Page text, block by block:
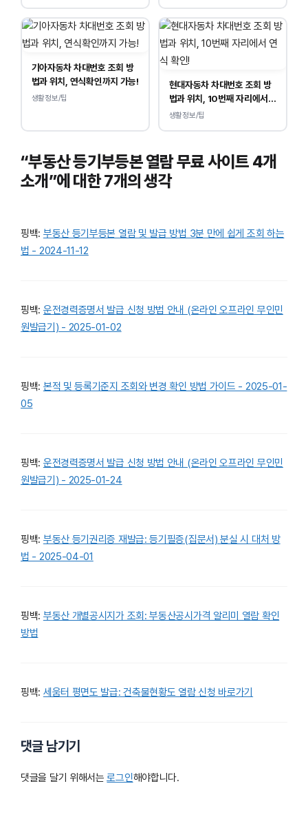
기아자동차 차대번호 조회 방
법과 위치, 연식확인까지 가능!
생활정보/팁
현대자동차 차대번호 조회 방
법과 위치, 10번째 자리에서
연식 확인!
생활정보/팁
“부동산 등기부등본 열람 무료 사이트 4개
소개”에 대한 7개의 생각
핑백: 부동산 등기부등본 열람 및 발급 방법 3분 만에 쉽게 조회 하는
법 - 2024-11-12
핑백: 운전경력증명서 발급 신청 방법 안내 (온라인 오프라인 무인민
원발급기) - 2025-01-02
핑백: 본적 및 등록기준지 조회와 변경 확인 방법 가이드 - 2025-01-
05
핑백: 운전경력증명서 발급 신청 방법 안내 (온라인 오프라인 무인민
원발급기) - 2025-01-24
핑백: 부동산 등기권리증 재발급: 등기필증(집문서) 분실 시 대처 방
법 - 2025-04-01
핑백: 부동산 개별공시지가 조회: 부동산공시가격 알리미 열람 확인
방법
핑백: 세움터 평면도 발급: 건축물현황도 열람 신청 바로가기
댓글 남기기
댓글을 달기 위해서는로그인해야합니다.